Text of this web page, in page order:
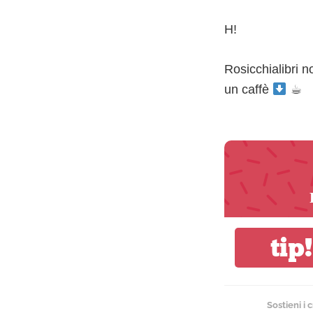
H!
Rosicchialibri
un caffè
☕︎
tip!
Sostieni i